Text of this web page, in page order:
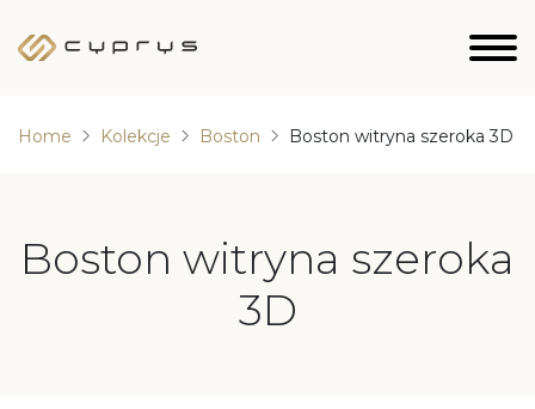
Home Kolekcje Boston Boston witryna szeroka 3D
Boston witryna szeroka
3D